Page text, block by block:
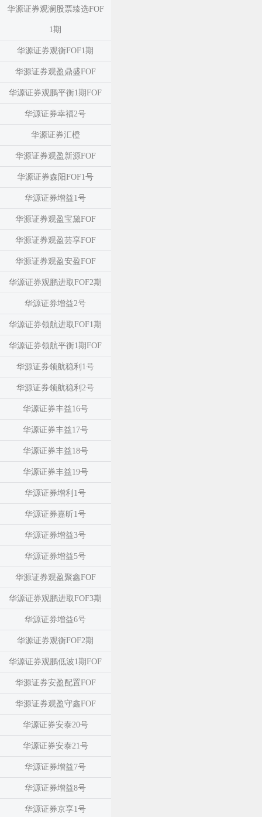
华源证券观澜股票臻选FOF
1期
华源证券观衡FOF1期
华源证券观盈鼎盛FOF
华源证券观鹏平衡1期FOF
华源证券幸福2号
华源证券汇橙
华源证券观盈新源FOF
华源证券森阳FOF1号
华源证券增益1号
华源证券观盈宝黛FOF
华源证券观盈芸享FOF
华源证券观盈安盈FOF
华源证券观鹏进取FOF2期
华源证券增益2号
华源证券领航进取FOF1期
华源证券领航平衡1期FOF
华源证券领航稳利1号
华源证券领航稳利2号
华源证券丰益16号
华源证券丰益17号
华源证券丰益18号
华源证券丰益19号
华源证券增利1号
华源证券嘉昕1号
华源证券增益3号
华源证券增益5号
华源证券观盈聚鑫FOF
华源证券观鹏进取FOF3期
华源证券增益6号
华源证券观衡FOF2期
华源证券观鹏低波1期FOF
华源证券安盈配置FOF
华源证券观盈守鑫FOF
华源证券安泰20号
华源证券安泰21号
华源证券增益7号
华源证券增益8号
华源证券京享1号